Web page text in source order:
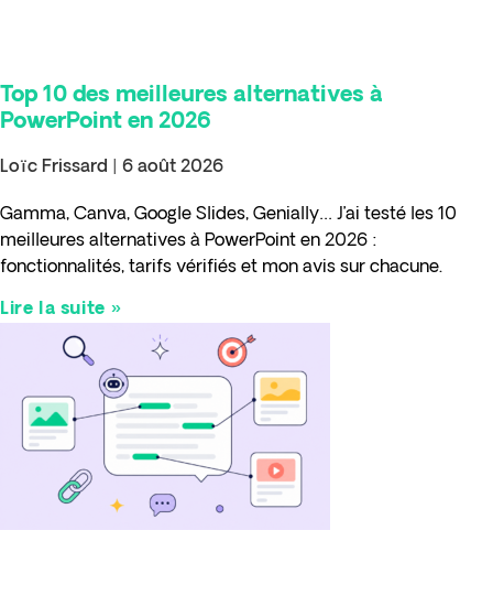
Top 10 des meilleures alternatives à
PowerPoint en 2026
Loïc Frissard 6 août 2026
Gamma, Canva, Google Slides, Genially… J’ai testé les 10
meilleures alternatives à PowerPoint en 2026 :
fonctionnalités, tarifs vérifiés et mon avis sur chacune.
Lire la suite »